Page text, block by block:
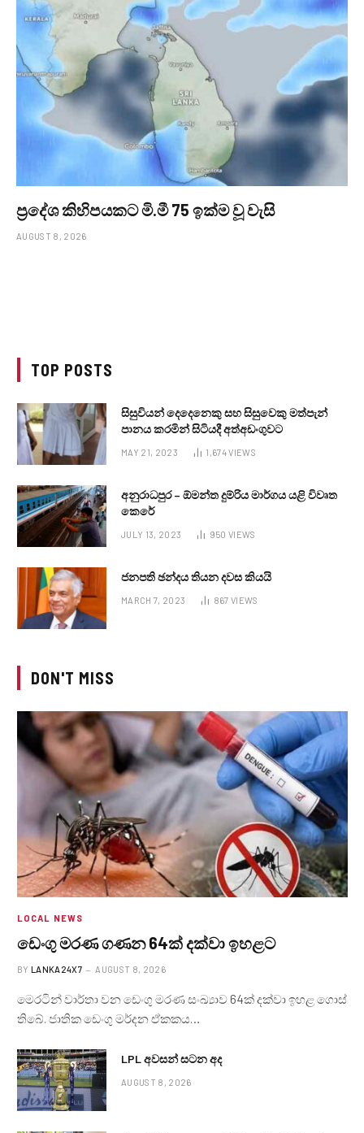
ප්‍රදේශ කිහිපයකට මි.මී 75 ඉක්ම වූ වැසි
AUGUST 8, 2026
TOP POSTS
සිසුවියන් දෙදෙනෙකු සහ සිසුවෙකු මත්පැන්
පානය කරමින් සිටියදී අත්අඩංගුවට
MAY 21, 2023 1,674VIEWS
අනුරාධපුර – ඕමන්ත දුම්රිය මාර්ගය යළි විවෘත
කෙරේ
JULY 13, 2023 950 VIEWS
ජනපති ඡන්දය තියන දවස කියයි
MARCH 7, 2023 867 VIEWS
DON'T MISS
LOCAL NEWS
ඩෙංගු මරණ ගණන 64ක් දක්වා ඉහළට
BY LANKA24X7 AUGUST 8, 2026
මෙරටින් වාර්තා වන ඩෙංගු මරණ සංඛ්‍යාව 64ක් දක්වා ඉහළ ගොස්
තිබේ. ජාතික ඩෙංගු මර්දන ඒකකය…
LPL අවසන් සටන අද
AUGUST 8, 2026